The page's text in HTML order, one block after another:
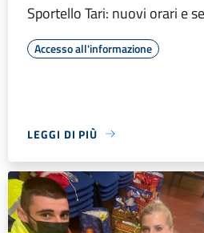
Sportello Tari: nuovi orari e
Accesso all'informazione
LEGGI DI PIÙ